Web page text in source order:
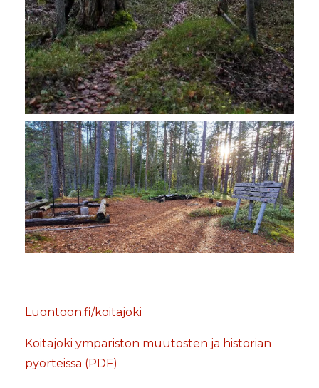
Luontoon.fi/koitajoki
Koitajoki ympäristön muutosten ja historian
pyörteissä (PDF)